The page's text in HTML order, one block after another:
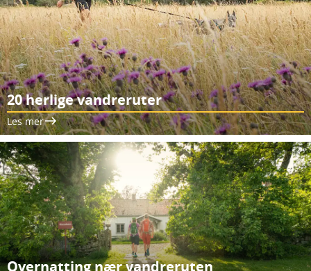
20 herlige vandreruter
Les mer
Overnatting nær vandreruten